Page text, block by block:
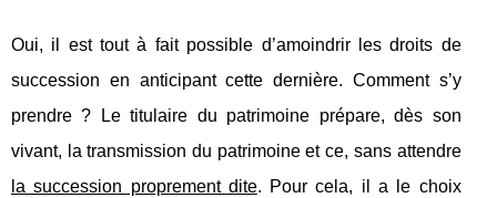
Oui, il est tout à fait possible d’amoindrir les droits de
succession en anticipant cette dernière. Comment s’y
prendre ? Le titulaire du patrimoine prépare, dès son
vivant, la transmission du patrimoine et ce, sans attendre
la succession proprement dite. Pour cela, il a le choix